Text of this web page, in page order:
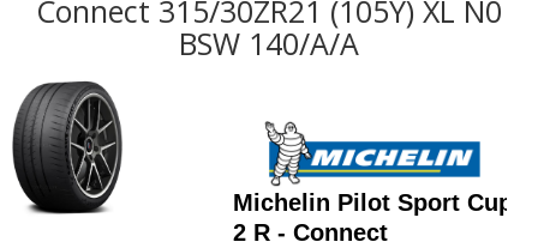
Connect 315/30ZR21 (105Y) XL N0
BSW 140/A/A
Michelin Pilot Sport Cup
2 R - Connect